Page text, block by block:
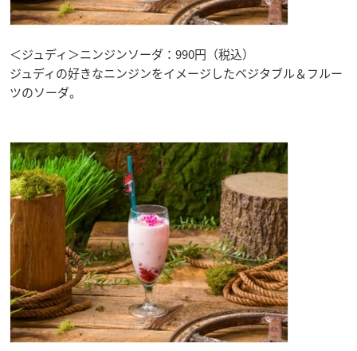
＜ジュディ＞ニンジンソーダ：990円（税込）
ジュディの好きなニンジンをイメージしたベジタブル＆フルー
ツのソーダ。